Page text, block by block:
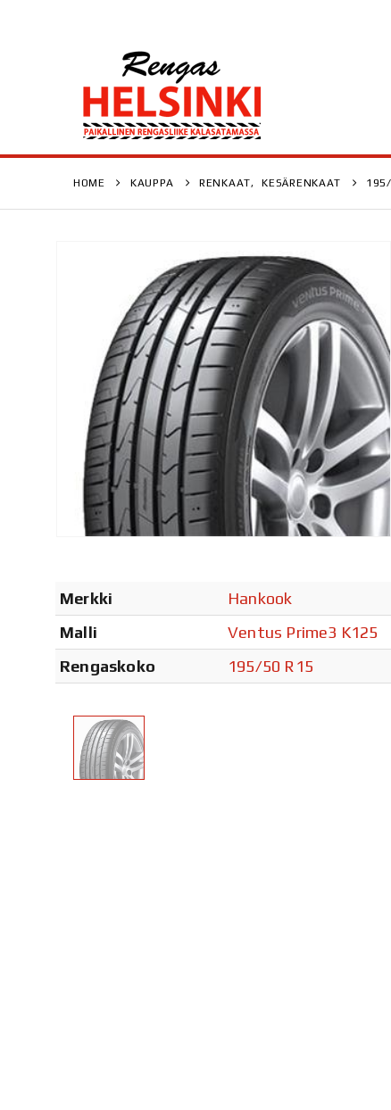
HOME KAUPPA RENKAAT, KESÄRENKAAT 195/
Merkki
Hankook
Malli
Ventus Prime3 K125
Rengaskoko
195/50 R15